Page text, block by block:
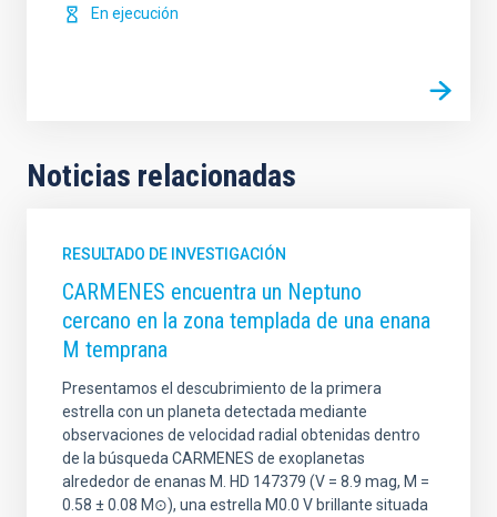
En ejecución
Noticias relacionadas
RESULTADO DE INVESTIGACIÓN
CARMENES encuentra un Neptuno
cercano en la zona templada de una enana
M temprana
Presentamos el descubrimiento de la primera
estrella con un planeta detectada mediante
observaciones de velocidad radial obtenidas dentro
de la búsqueda CARMENES de exoplanetas
alrededor de enanas M. HD 147379 (V = 8.9 mag, M =
0.58 ± 0.08 M⊙), una estrella M0.0 V brillante situada